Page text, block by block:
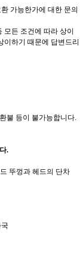
가능한가에 대한 문의
든 조건에 따라 상이
이하기 때문에 답변드리
불 등이 불가능합니다.
.
뚜껑과 헤드의 단차